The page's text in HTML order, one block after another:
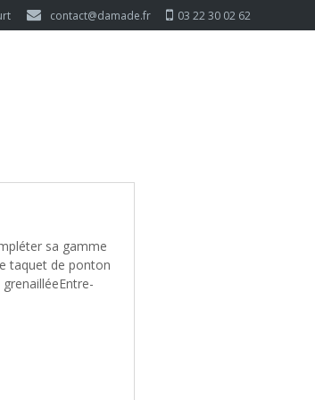
contact@damade.fr 03 22 30 02 62
sa gamme
taquet de ponton